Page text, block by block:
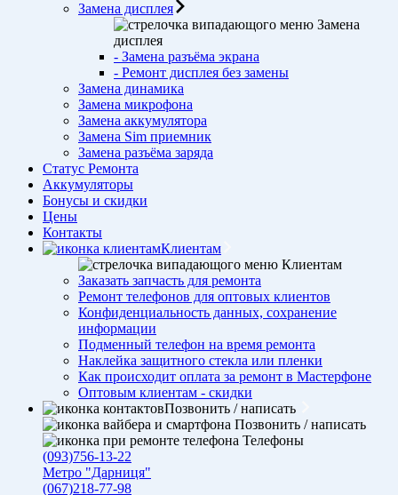
Замена дисплея
Замена
дисплея
- Замена разъёма экрана
- Ремонт дисплея без замены
Замена динамика
Замена микрофона
Замена аккумулятора
Замена Sim приемник
Замена разъёма заряда
Статус Ремонта
Аккумуляторы
Бонусы и скидки
Цены
Контакты
Клиентам
Клиентам
Заказать запчасть для ремонта
Ремонт телефонов для оптовых клиентов
Конфиденциальность данных, сохранение
информации
Подменный телефон на время ремонта
Наклейка защитного стекла или пленки
Как происходит оплата за ремонт в Мастерфоне
Оптовым клиентам - скидки
Позвонить / написать
Позвонить / написать
Телефоны
(093)756-13-22
Метро "Дарниця"
(067)218-77-98